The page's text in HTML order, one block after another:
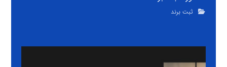
ثبت برند